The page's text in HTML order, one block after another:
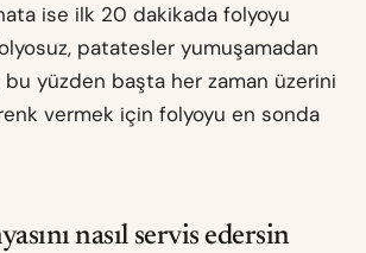
ise ilk 20 dakikada folyoyu
patatesler yumuşamadan
bu yüzden başta her zaman üzerini
vermek için folyoyu en sonda
nasıl servis edersin